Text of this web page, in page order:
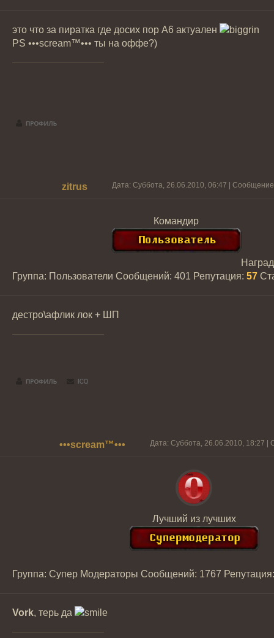
это что за пиратка где досих пор А6 актуален
PS •••scream™••• ты на оффе?)
zitrus Дата: Суббота, 26.06.2010, 06:47 |
Командир
Группа: Пользователи Сообщений: 401 Репутация: 57
дестро\афлик лок + ШП
•••scream™••• Дата: Суббота, 26.06.2010, 18:27
Лучший из лучших
Группа: Супер Модераторы Сообщений: 1767
Vork, терь да